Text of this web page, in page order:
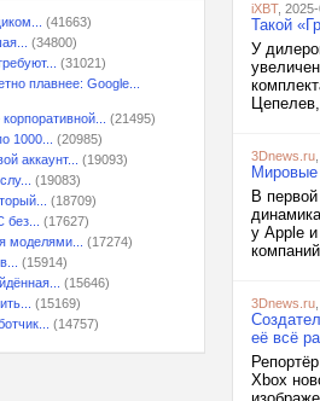
(41663)
(34800)
(31021)
плавнее: Google...
(21495)
1000...
(20985)
аккаунт...
(19093)
(19083)
(18709)
(17627)
моделями...
(17274)
(15914)
(15646)
(15169)
(14757)
iXBT,
Такой
У
3Dnews.ru
Мировые
В
у Apple
3Dnews.ru
её всё
Xbox